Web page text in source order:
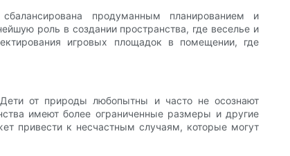
продуманным планированием и
роль в создании пространства, где веселье и
игровых площадок в помещении, где
Дети от природы любопытны и часто не осознают
имеют более ограниченные размеры и другие
привести к несчастным случаям, которые могут